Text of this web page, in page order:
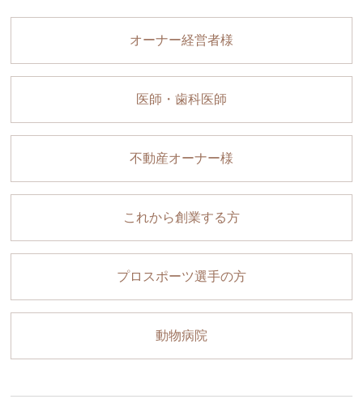
オーナー経営者様
医師・歯科医師
不動産オーナー様
これから創業する方
プロスポーツ選手の方
動物病院